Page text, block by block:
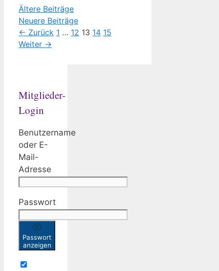
Ältere Beiträge
Neuere Beiträge
← Zurück Seite
1 … Seite
12 Seite
13 Seite
14 Seite
15
Weiter →
Mitglieder-
Login
Benutzername
oder E-
Mail-
Adresse
Passwort
Passwort
anzeigen